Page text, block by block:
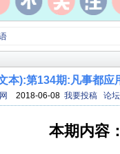
本):第134期:凡事都应
2018-06-08 我要投稿 论坛
本期内容